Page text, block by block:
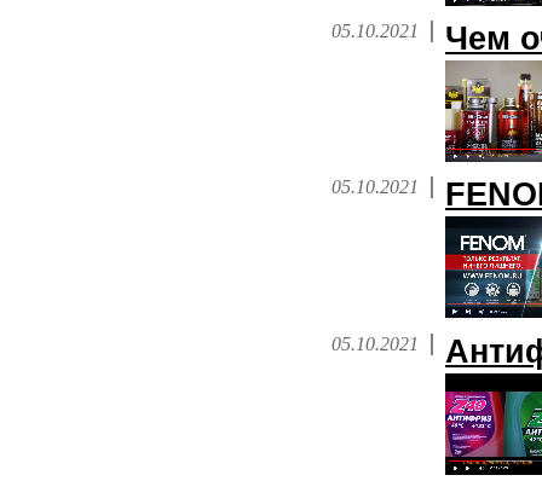
05.10.2021 Чем
05.10.2021
05.10.2021